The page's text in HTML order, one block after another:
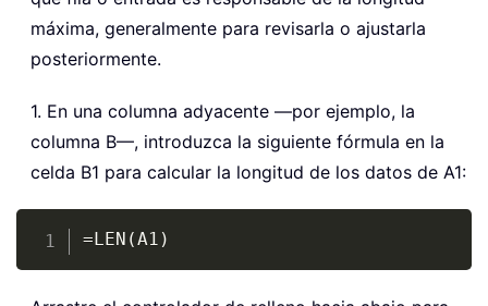
máxima, generalmente para revisarla o ajustarla
posteriormente.
1. En una columna adyacente —por ejemplo, la
columna B—, introduzca la siguiente fórmula en la
celda B1 para calcular la longitud de los datos de A1:
=LEN(A1)